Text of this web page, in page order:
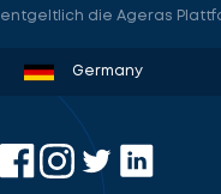
entgeltlich die Ageras
Denmark
Sweden
Norway
Netherlands
Germany
USA